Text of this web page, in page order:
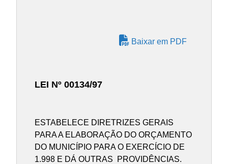
Baixar em PDF
LEI Nº 00134/97
ESTABELECE DIRETRIZES GERAIS
PARA A ELABORAÇÃO DO ORÇAMENTO
DO MUNICÍPIO PARA O EXERCÍCIO DE
1.998 E DÁ OUTRAS PROVIDÊNCIAS.